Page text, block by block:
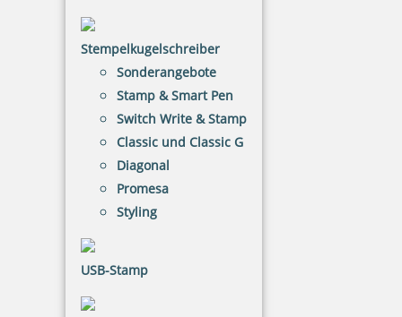
Stempelkugelschreiber
Sonderangebote
Stamp & Smart Pen
Switch Write & Stamp
Classic und Classic G
Diagonal
Promesa
Styling
USB-Stamp
20,26 €
Eco-Printy mit Text: Bezahlt